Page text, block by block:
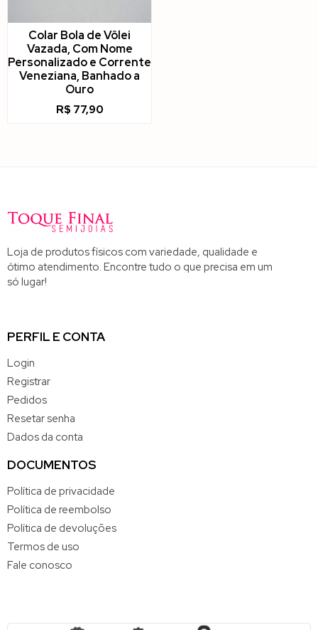
Colar Bola de Vôlei
Vazada, Com Nome
Personalizado e Corrente
Veneziana, Banhado a
Ouro
R$ 77,90
Loja de produtos físicos com variedade, qualidade e
ótimo atendimento. Encontre tudo o que precisa em um
só lugar!
PERFIL E CONTA
Login
Registrar
Pedidos
Resetar senha
Dados da conta
DOCUMENTOS
Política de privacidade
Política de reembolso
Política de devoluções
Termos de uso
Fale conosco